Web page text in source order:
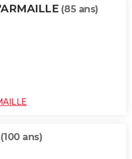
(85 ans)
(100 ans)